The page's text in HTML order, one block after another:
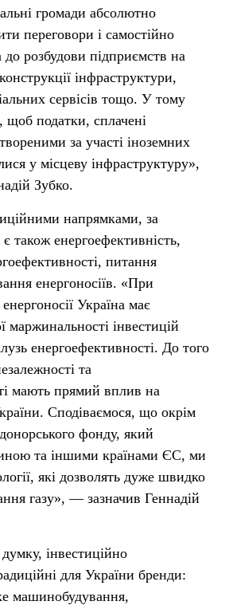
громади абсолютно
переговори і самостійно
до розбудови підприємств на
інфраструктури,
сервісів тощо. У тому
щоб податки, сплачені
за участі іноземних
у місцеву інфраструктуру»,
Зубко.
напрямками, за
також енергоефективність,
питання
енергоносіїв. «При
Україна має
маржинальності інвестицій
енергоефективності. До того
та
мають прямий вплив на
Сподіваємося, що окрім
фонду, який
та іншими країнами ЄС, ми
які дозволять дуже швидко
газу», — зазначив Геннадій
інвестиційно
для України бренди:
машинобудування,